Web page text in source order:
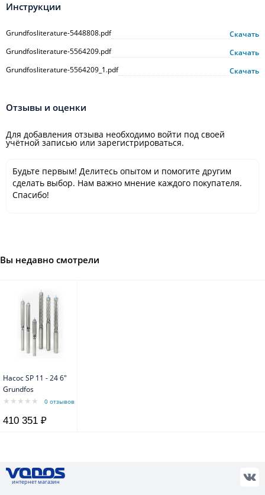
Инструкции
Grundfosliterature-5448808.pdf
Скачать
Grundfosliterature-5564209.pdf
Скачать
Grundfosliterature-5564209_1.pdf
Скачать
Отзывы и оценки
Для добавления отзыва необходимо войти под своей
учётной записью или зарегистрироваться.
Будьте первым! Делитесь опытом и помогите другим
сделать выбор. Нам важно мнение каждого покупателя.
Спасибо!
Вы недавно смотрели
Насос SP 11 - 24 6"
Grundfos
0 отзывов
410 351 ₽
интернет магазин